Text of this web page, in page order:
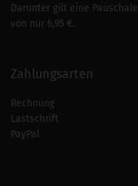
Darunter gilt eine Pauschale
von nur 6,95 €.
Zahlungsarten
Rechnung
Lastschrift
PayPal